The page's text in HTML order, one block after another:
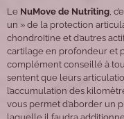
Le NuMove de Nutriting,
un » de la protection
chondroïtine et d’autres
cartilage en profondeur et
complément conseillé à
sentent que leurs
l’accumulation des
vous permet d’aborder un